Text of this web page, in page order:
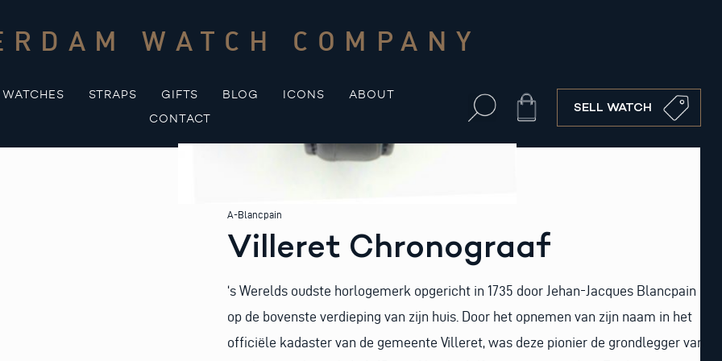
WATCH COMPANY
WATCHES STRAPS GIFTS BLOG ICONS
ABOUT
CONTACT
Cart SELL WATCH
A-Blancpain
Villeret Chronograaf
‘s Werelds oudste horlogemerk opgericht in 1735 door Jehan-Jacques Blancpain
op de bovenste verdieping van zijn huis. Door het opnemen van zijn naam in het
officiële kadaster van de gemeente Villeret, was deze pionier de grondlegger van